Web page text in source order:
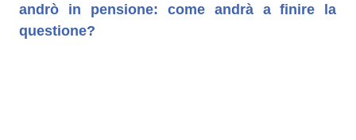
andrò in pensione: come andrà a finire la
questione?